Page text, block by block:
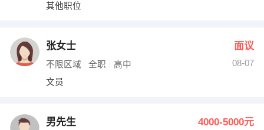
其他职位
张女士 面议
不限区域 全职 高中
08-07
文员
男先生 4000-5000元